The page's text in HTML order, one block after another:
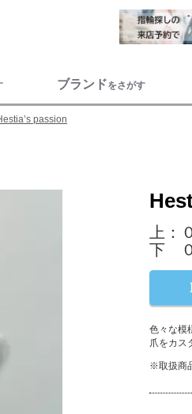
ブランドをさがす
passion
上
下 ０
色々な模
爪をカス
※取扱商